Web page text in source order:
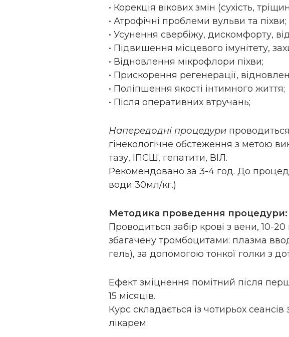
• Корекція вікових змін (сухість,
• Атрофічні проблеми вульви та піхви;
• Усунення свербіжу, дискомфорту,
• Підвищення місцевого імунітету,
• Відновлення мікрофлори піхви;
• Прискорення регенерації,
• Поліпшення якості інтимного життя;
• Після оперативних втручань;
Напередодні процедури
гінекологічне обстеження з метою
тазу, ІПСШ, гепатити, ВІЛ.
Рекомендовано за 3-4 год. До
води 30мл/кг.)
Методика проведення процедури:
Проводиться забір крові з вени, 10-
збагачену тромбоцитами: плазма
гель), за допомогою тонкої голки з
Ефект зміцнення помітний після
15 місяців.
Курс складається із чотирьох
лікарем.